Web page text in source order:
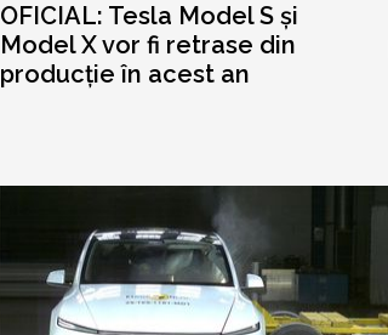
OFICIAL: Tesla Model S și
Model X vor fi retrase din
producție în acest an